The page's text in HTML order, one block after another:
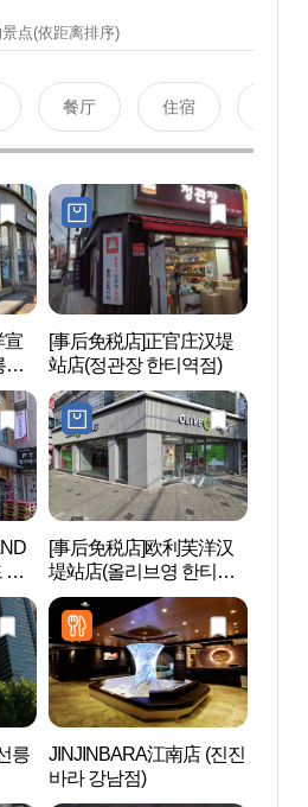
点(依距离排序)
餐厅 住宿
宣
로
[事后免税店]正官庄汉堤
站店(정관장 한티역점)
강
[事后免税店]欧利芙洋汉
堤站店(올리브영 한티역
점)
릉
JINJINBARA江南店 (진진
바라 강남점)